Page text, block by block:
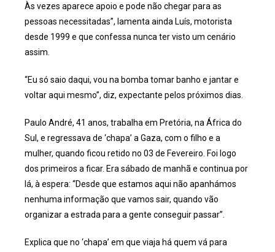
Às vezes aparece apoio e pode não chegar para as
pessoas necessitadas”, lamenta ainda Luís, motorista
desde 1999 e que confessa nunca ter visto um cenário
assim.
“Eu só saio daqui, vou na bomba tomar banho e jantar e
voltar aqui mesmo”, diz, expectante pelos próximos dias.
Paulo André, 41 anos, trabalha em Pretória, na África do
Sul, e regressava de ‘chapa’ a Gaza, com o filho e a
mulher, quando ficou retido no 03 de Fevereiro. Foi logo
dos primeiros a ficar. Era sábado de manhã e continua por
lá, à espera: “Desde que estamos aqui não apanhámos
nenhuma informação que vamos sair, quando vão
organizar a estrada para a gente conseguir passar”.
Explica que no ‘chapa’ em que viaja há quem vá para